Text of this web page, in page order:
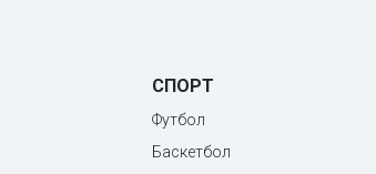
СПОРТ
Футбол
Баскетбол